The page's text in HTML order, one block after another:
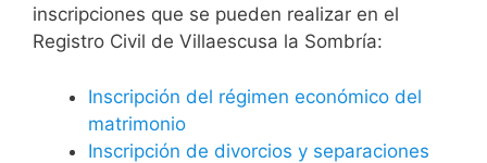
inscripciones que se pueden realizar en el
Registro Civil de Villaescusa la Sombría:
Inscripción del régimen económico del
matrimonio
Inscripción de divorcios y separaciones